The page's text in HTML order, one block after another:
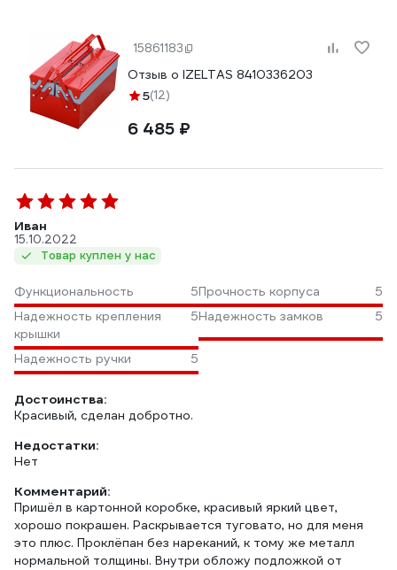
15861183
Отзыв о IZELTAS 8410336203
5(12)
6 485 ₽
Иван
15.10.2022
Товар куплен у нас
Функциональность 5Прочность корпуса
5
Надежность крепления
крышки
5Надежность замков 5
Надежность ручки 5
Достоинства:
Красивый, сделан добротно.
Недостатки:
Нет
Комментарий:
Пришёл в картонной коробке, красивый яркий цвет,
хорошо покрашен. Раскрывается туговато, но для меня
это плюс. Проклёпан без нареканий, к тому же металл
нормальной толщины. Внутри обложу подложкой от